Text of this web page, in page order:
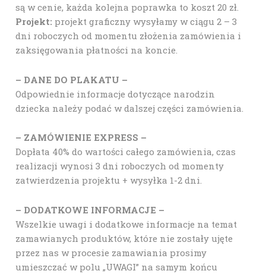
są w cenie, każda kolejna poprawka to koszt 20 zł.
Projekt: projekt graficzny wysyłamy w ciągu 2 – 3
dni roboczych od momentu złożenia zamówienia i
zaksięgowania płatności na koncie.
– DANE DO PLAKATU –
Odpowiednie informacje dotyczące narodzin
dziecka należy podać w dalszej części zamówienia.
– ZAMÓWIENIE EXPRESS –
Dopłata 40% do wartości całego zamówienia, czas
realizacji wynosi 3 dni roboczych od momenty
zatwierdzenia projektu + wysyłka 1-2 dni.
– DODATKOWE INFORMACJE –
Wszelkie uwagi i dodatkowe informacje na temat
zamawianych produktów, które nie zostały ujęte
przez nas w procesie zamawiania prosimy
umieszczać w polu „UWAGI” na samym końcu